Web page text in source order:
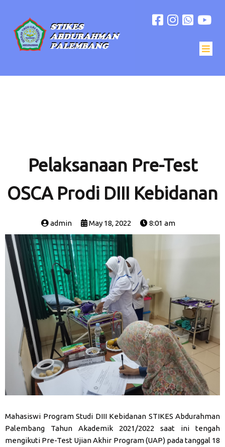
Pelaksanaan Pre-Test
OSCA Prodi DIII Kebidanan
admin May 18, 2022 8:01 am
Mahasiswi Program Studi DIII Kebidanan STIKES Abdurahman
Palembang Tahun Akademik 2021/2022 saat ini tengah
mengikuti Pre-Test Ujian Akhir Program (UAP) pada tanggal 18